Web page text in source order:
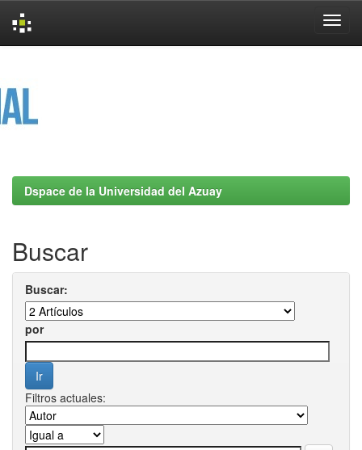
Dspace de la Universidad del Azuay
Buscar
Buscar:
por
Filtros actuales: